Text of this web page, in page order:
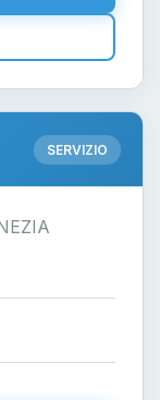
SERVIZIO